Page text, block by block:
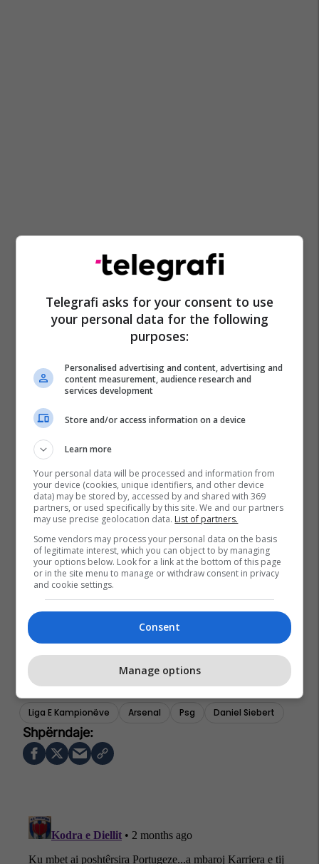
Liga E Kampionëve Arsenal Psg Daniel Siebert
Telegrafi asks for your consent to use
your personal data for the following
purposes:
Personalised advertising and content, advertising and
content measurement, audience research and
services development
Store and/or access information on a device
Learn more
Your personal data will be processed and information from
your device (cookies, unique identifiers, and other device
data) may be stored by, accessed by and shared with 369
partners, or used specifically by this site. We and our partners
may use precise geolocation data. List of partners.
Some vendors may process your personal data on the basis
of legitimate interest, which you can object to by managing
your options below. Look for a link at the bottom of this page
or in the site menu to manage or withdraw consent in privacy
and cookie settings.
Consent
Manage options